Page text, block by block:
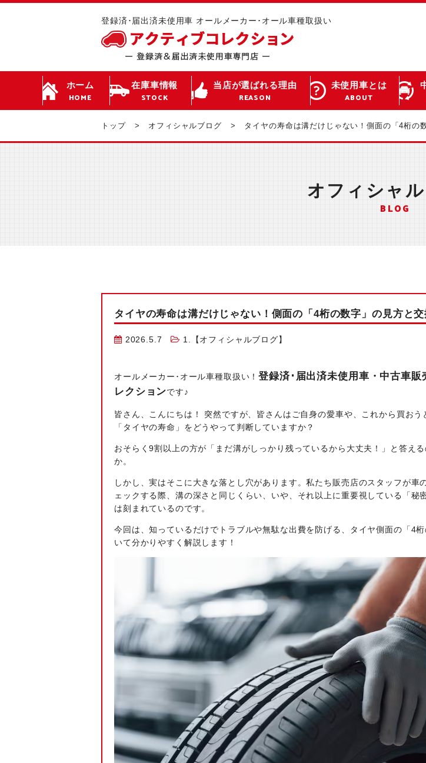
登録済･届出済未使用車 オールメーカー･オール車種取扱い
ホーム
HOME
在庫車情報
STOCK
当店が選ばれる理由
REASON
未使用車とは
ABOUT
トップ オフィシャルブログ タイヤの寿命は溝だけじゃない！側面の「4桁の
オフィシャ
BLOG
タイヤの寿命は溝だけじゃない！側面の「4桁の数字」の見方と交
2026.5.7 1.【オフィシャルブログ】
オールメーカー･オール車種取扱い！登録済･届出済未使用車・中古車販
レクションです♪
皆さん、こんにちは！ 突然ですが、皆さんはご自身の愛車や、これから買おう
「タイヤの寿命」をどうやって判断していますか？
おそらく9割以上の方が「まだ溝がしっかり残っているから大丈夫！」と答え
か。
しかし、実はそこに大きな落とし穴があります。私たち販売店のスタッフが車
ェックする際、溝の深さと同じくらい、いや、それ以上に重要視している「秘
は刻まれているのです。
今回は、知っているだけでトラブルや無駄な出費を防げる、タイヤ側面の「4
いて分かりやすく解説します！